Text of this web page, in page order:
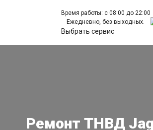
Время работы: с 08:00 до 22:00
Ежедневно, без выходных.
Выбрать сервис
Ремонт ТНВД